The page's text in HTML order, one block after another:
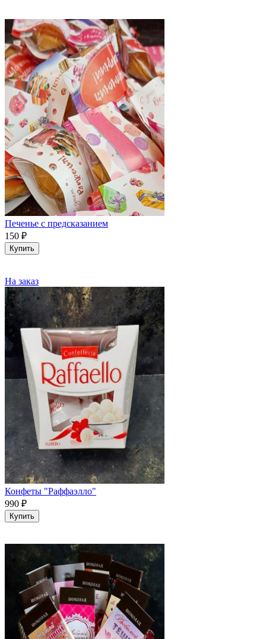
Печенье с предсказанием
150 ₽
Купить
На заказ
Конфеты "Раффаэлло"
990 ₽
Купить